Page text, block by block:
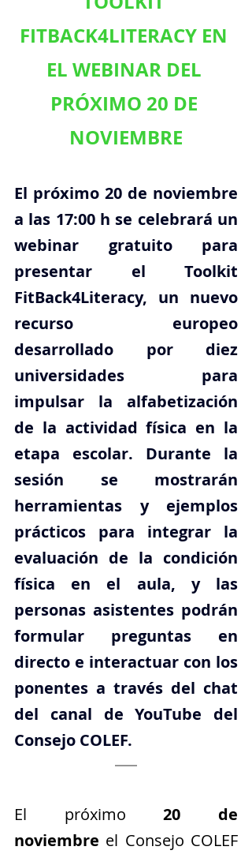
FITBACK4LITERACY EN
EL WEBINAR DEL
PRÓXIMO 20 DE
NOVIEMBRE
El próximo 20 de noviembre
a las 17:00 h se celebrará un
webinar gratuito para
presentar el Toolkit
FitBack4Literacy, un nuevo
recurso europeo
desarrollado por diez
universidades para
impulsar la alfabetización
de la actividad física en la
etapa escolar. Durante la
sesión se mostrarán
herramientas y ejemplos
prácticos para integrar la
evaluación de la condición
física en el aula, y las
personas asistentes podrán
formular preguntas en
directo e interactuar con los
ponentes a través del chat
del canal de YouTube del
Consejo COLEF.
El próximo 20 de
noviembre el Consejo COLEF